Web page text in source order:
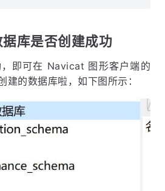
库是否创建成功
即可在 Navicat 图形客户端的
建的数据库啦，如下图所示：